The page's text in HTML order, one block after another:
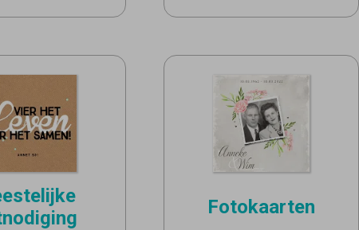
Fotokaarten